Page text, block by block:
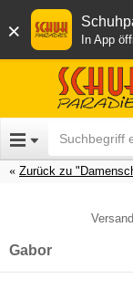
× In App
Zurück zu
Gabor